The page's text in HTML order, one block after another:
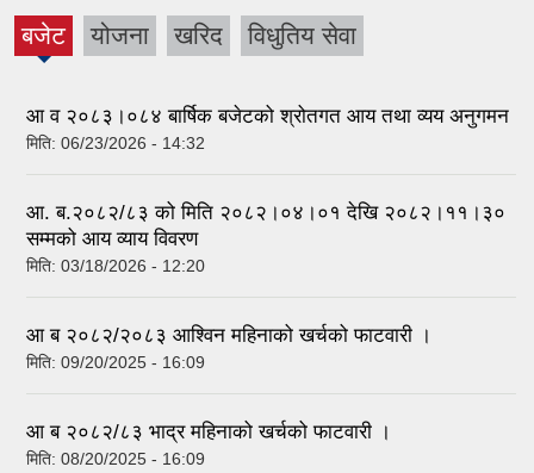
बजेट
(active
योजना खरिद विधुतिय सेवा
आ व २०८३।०८४ बार्षिक बजेटको श्रोतगत आय तथा व्यय अनुगमन
मिति: 06/23/2026 - 14:32
आ. ब.२०८२/८३ को मिति २०८२।०४।०१ देखि २०८२।११।३०
सम्मको आय व्याय विवरण
मिति: 03/18/2026 - 12:20
आ ब २०८२/२०८३ आश्विन महिनाको खर्चको फाटवारी ।
मिति: 09/20/2025 - 16:09
आ ब २०८२/८३ भाद्र महिनाको खर्चको फाटवारी ।
मिति: 08/20/2025 - 16:09